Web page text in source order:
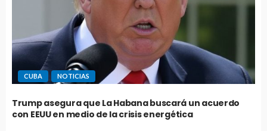
CUBA NOTICIAS
Trump asegura que La Habana buscará un acuerdo
con EEUU en medio de la crisis energética